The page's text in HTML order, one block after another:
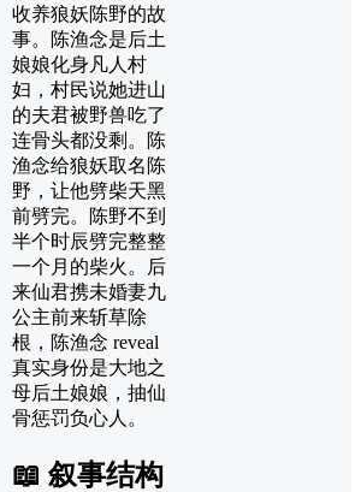
收养狼妖陈野的故
事。陈渔念是后土
娘娘化身凡人村
妇，村民说她进山
的夫君被野兽吃了
连骨头都没剩。陈
渔念给狼妖取名陈
野，让他劈柴天黑
前劈完。陈野不到
半个时辰劈完整整
一个月的柴火。后
来仙君携未婚妻九
公主前来斩草除
根，陈渔念 reveal
真实身份是大地之
母后土娘娘，抽仙
骨惩罚负心人。
📖 叙事结构